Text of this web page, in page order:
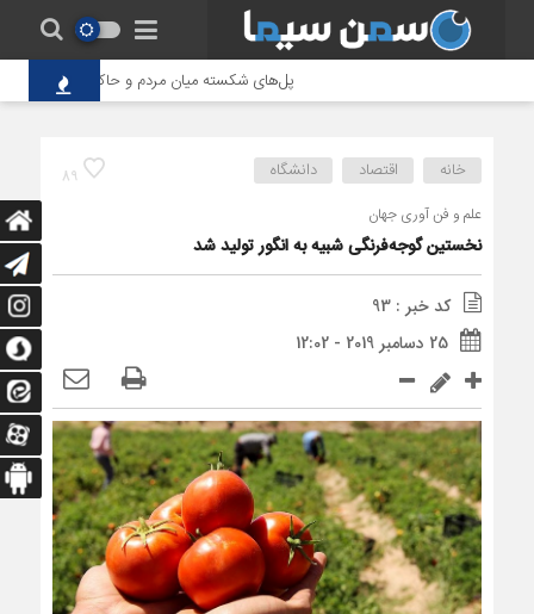
پل‌های شکسته میان مردم و حاکمیت؛ تاوانِ
89 خانه اقتصاد دانشگاه
علم و فن آوری جهان
نخستین گوجه‌فرنگی شبیه به انگور تولید شد
کد خبر : 93
25 دسامبر 2019 - 12:02